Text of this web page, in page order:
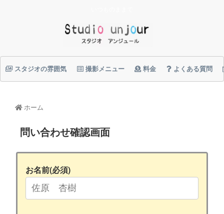
スタジオの雰囲気 撮影メニュー 料金 よくある質問
ホーム
問い合わせ確認画面
お名前(必須)